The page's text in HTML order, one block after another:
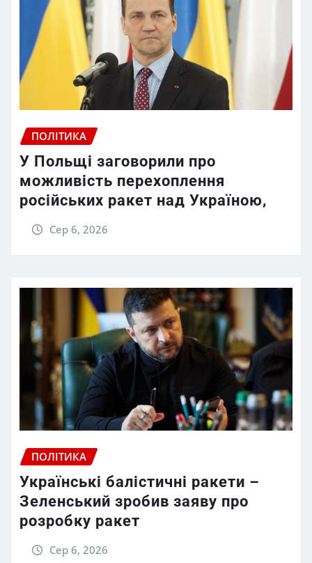
ПОЛІТИКА
У Польщі заговорили про
можливість перехоплення
російських ракет над Україною,
Сер 6, 2026
ПОЛІТИКА
Українські балістичні ракети –
Зеленський зробив заяву про
розробку ракет
Сер 6, 2026